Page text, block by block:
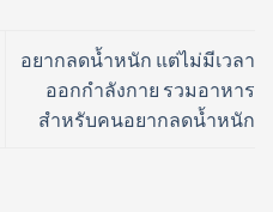
อยากลดน้ำหนัก แต่ไม่มีเวลา
ออกกำลังกาย รวมอาหาร
สำหรับคนอยากลดน้ำหนัก